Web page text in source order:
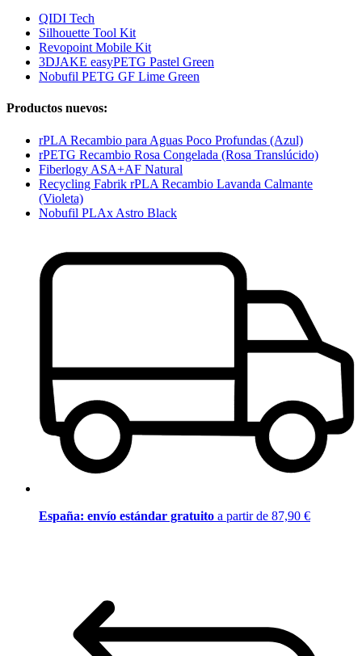
QIDI Tech
Silhouette Tool Kit
Revopoint Mobile Kit
3DJAKE easyPETG Pastel Green
Nobufil PETG GF Lime Green
Productos nuevos:
rPLA Recambio para Aguas Poco Profundas (Azul)
rPETG Recambio Rosa Congelada (Rosa Translúcido)
Fiberlogy ASA+AF Natural
Recycling Fabrik rPLA Recambio Lavanda Calmante
(Violeta)
Nobufil PLAx Astro Black
España: envío estándar gratuito a partir de 87,90 €